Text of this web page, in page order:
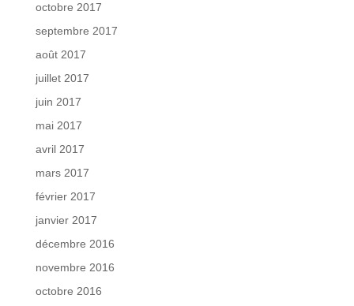
octobre 2017
septembre 2017
août 2017
juillet 2017
juin 2017
mai 2017
avril 2017
mars 2017
février 2017
janvier 2017
décembre 2016
novembre 2016
octobre 2016